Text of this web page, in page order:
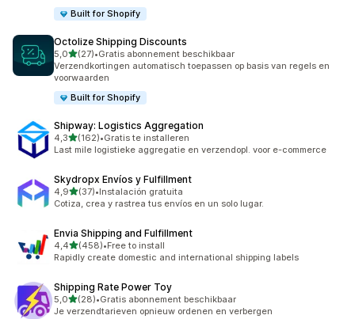
Built for Shopify
Octolize Shipping Discounts
5,0van 5 sterren
(27)
27 recensies in totaal
•Gratis abonnement beschikbaar
Verzendkortingen automatisch toepassen op basis van regels en
voorwaarden
Built for Shopify
Shipway: Logistics Aggregation
4,3van 5 sterren
(162)
162 recensies in totaal
•Gratis te installeren
Last mile logistieke aggregatie en verzendopl. voor e-commerce
Skydropx Envíos y Fulfillment
4,9van 5 sterren
(37)
37 recensies in totaal
•Instalación gratuita
Cotiza, crea y rastrea tus envíos en un solo lugar.
Envia Shipping and Fulfillment
4,4van 5 sterren
(458)
458 recensies in totaal
•Free to install
Rapidly create domestic and international shipping labels
Shipping Rate Power Toy
5,0van 5 sterren
(28)
28 recensies in totaal
•Gratis abonnement beschikbaar
Je verzendtarieven opnieuw ordenen en verbergen